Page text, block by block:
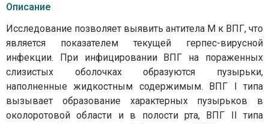
Описание
Исследование позволяет выявить антитела М к ВПГ, что
является показателем текущей герпес-вирусной
инфекции. При инфицировании ВПГ на пораженных
слизистых оболочках образуются пузырьки,
наполненные жидкостным содержимым. ВПГ I типа
вызывает образование характерных пузырьков в
околоротовой области и в полости рта, ВПГ II типа